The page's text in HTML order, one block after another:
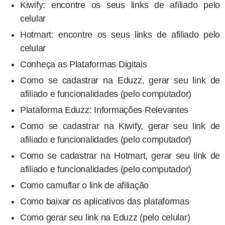
Kiwify: encontre os seus links de afiliado pelo
celular
Hotmart: encontre os seus links de afiliado pelo
celular
Conheça as Plataformas Digitais
Como se cadastrar na Eduzz, gerar seu link de
afiliado e funcionalidades (pelo computador)
Plataforma Eduzz: Informações Relevantes
Como se cadastrar na Kiwify, gerar seu link de
afiliado e funcionalidades (pelo computador)
Como se cadastrar na Hotmart, gerar seu link de
afiliado e funcionalidades (pelo computador)
Como camuflar o link de afiliação
Como baixar os aplicativos das plataformas
Como gerar seu link na Eduzz (pelo celular)